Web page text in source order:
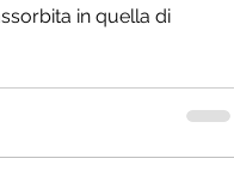
in quella di